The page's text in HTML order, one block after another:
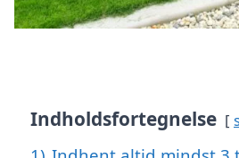
Indholdsfortegnelse